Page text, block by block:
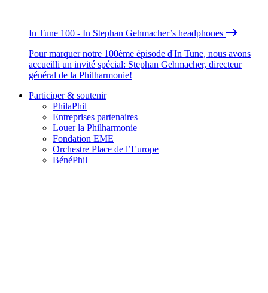
In Tune 100 - In Stephan Gehmacher’s headphones
Pour marquer notre 100ème épisode d'In Tune, nous avons
accueilli un invité spécial: Stephan Gehmacher, directeur
général de la Philharmonie!
Participer & soutenir
PhilaPhil
Entreprises partenaires
Louer la Philharmonie
Fondation EME
Orchestre Place de l’Europe
BénéPhil